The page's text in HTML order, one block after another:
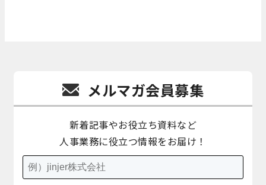
メルマガ会員募集
新着記事やお役立ち資料など
人事業務に役立つ情報をお届け！